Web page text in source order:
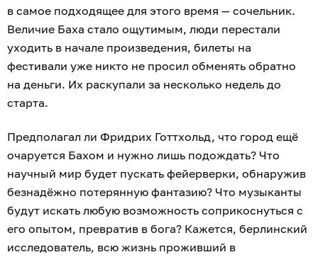
в самое подходящее для этого время — сочельник.
Величие Баха стало ощутимым, люди перестали
уходить в начале произведения, билеты на
фестивали уже никто не просил обменять обратно
на деньги. Их раскупали за несколько недель до
старта.
Предполагал ли Фридрих Готтхольд, что город ещё
очаруется Бахом и нужно лишь подождать? Что
научный мир будет пускать фейерверки, обнаружив
безнадёжно потерянную фантазию? Что музыканты
будут искать любую возможность соприкоснуться с
его опытом, превратив в бога? Кажется, берлинский
исследователь, всю жизнь проживший в